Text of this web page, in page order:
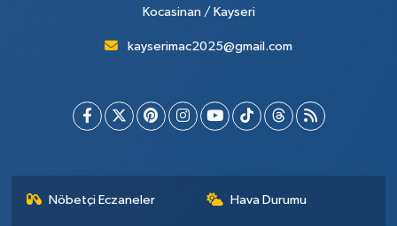
Kocasinan / Kayseri
kayserimac2025@gmail.com
Nöbetçi Eczaneler Hava Durumu